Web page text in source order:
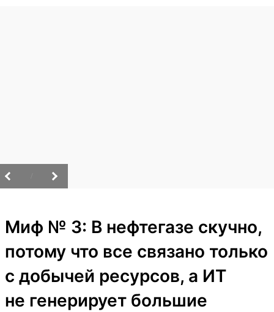
Миф № 3: В нефтегазе скучно,
потому что все связано только
с добычей ресурсов, а ИТ
не генерирует большие